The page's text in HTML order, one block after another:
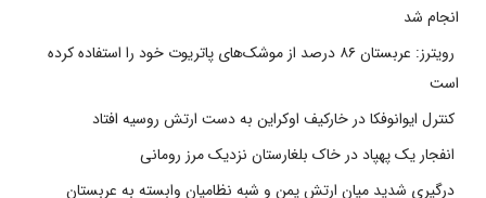
انجام شد
رویترز: عربستان ۸۶ درصد از موشک‌های پاتریوت خود را استفاده کرده
است
کنترل ایوانوفکا در خارکیف اوکراین به دست ارتش روسیه افتاد
انفجار یک پهپاد در خاک بلغارستان نزدیک مرز رومانی
درگیری شدید میان ارتش یمن و شبه نظامیان وابسته به عربستان